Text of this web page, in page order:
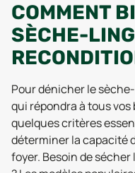
COMMENT
SÈCHE-
Pour dénicher le
qui répondra à tous
quelques critères
déterminer la capacité
foyer. Besoin de